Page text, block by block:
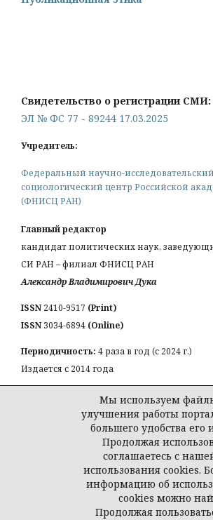
Свидетельство о регистрации СМИ:
ЭЛ № ФС 77 - 89244 17.03.2025
Учредитель:
Федеральный научно-исследовательский
социологический центр Российской
(ФНИСЦ РАН)
Главный редактор
кандидат политических наук,
СИ РАН – филиал ФНИСЦ РАН
Александр Владимирович Дука
ISSN 2410-9517 (Print)
ISSN3034-6894 (Online)
Периодичность: 4 раза в год (с 2024 г.)
Издается с 2014 года
a_duka@mail.ru
© Журнал «Власть и элиты»
Мы используем
улучшения работы
большего удобства его
Продолжая
соглашаетесь с
использования cookies.
информацию об
cookies можно
Продолжая